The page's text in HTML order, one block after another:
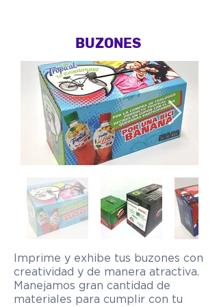
BUZONES
Imprime y exhibe tus buzones con
creatividad y de manera atractiva.
Manejamos gran cantidad de
materiales para cumplir con tu